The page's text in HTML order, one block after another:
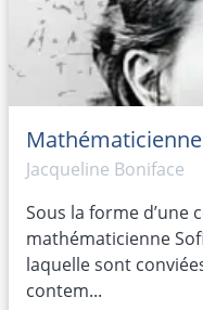
Mathématicienne
Jacqueline Boniface
Sous la forme d’une
mathématicienne
laquelle sont
contem...